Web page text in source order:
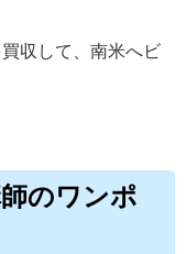
収して、南米へビ
のワンポ